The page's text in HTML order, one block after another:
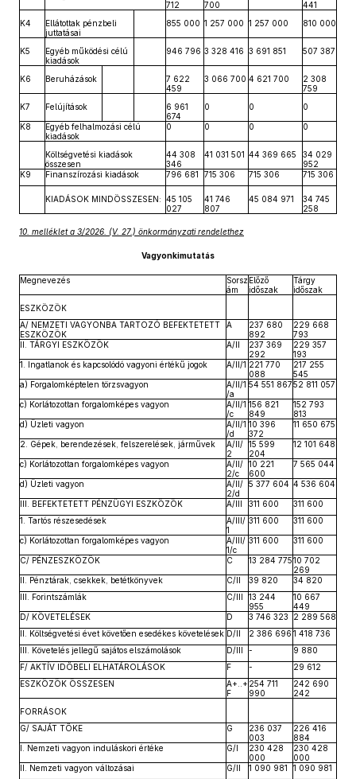
712
700
441
K4
Ellátottak pénzbeli
juttatásai
855 000 1 257 000 1 257 000 810 000
K5
Egyéb működési célú
kiadások
946 796 3 328 416 3 691 851 507 387
K6 Beruházások
7 622
459
3 066 700 4 621 700
2 308
759
K7
Felújítások
6 961
674
0 0 0
K8
Egyéb felhalmozási célú
kiadások
0 0 0 0
Költségvetési kiadások
összesen
44 308
346
41 031 501 44 369 665
34 029
952
K9
Finanszírozási kiadások 796 681 715 306 715 306 715 306
KIADÁSOK MINDÖSSZESEN: 45 105
027
41 746
807
45 084 971
34 745
258
10. melléklet a 3/2026. (V. 27.) önkormányzati rendelethez
Vagyonkimutatás
Megnevezés
Sorsz
ám
Előző
időszak
Tárgy
időszak
ESZKÖZÖK
A/ NEMZETI VAGYONBA TARTOZÓ BEFEKTETETT
ESZKÖZÖK
A
237 680
892
229 668
793
II. TÁRGYI ESZKÖZÖK
A/II
237 369
292
229 357
193
1. Ingatlanok és kapcsolódó vagyoni értékű jogok
A/II/1 221 770
088
217 255
545
a) Forgalomképtelen törzsvagyon
A/II/1
/a
54 551 86752 811 057
c) Korlátozottan forgalomképes vagyon
A/II/1
/c
156 821
849
152 793
813
d) Üzleti vagyon
A/II/1
/d
10 396
372
11 650 675
2. Gépek, berendezések, felszerelések, járművek
A/II/
2
15 599
204
12 101 648
c) Korlátozottan forgalomképes vagyon
A/II/
2/c
10 221
600
7 565 044
d) Üzleti vagyon
A/II/
2/d
5 377 604 4 536 604
III. BEFEKTETETT PÉNZÜGYI ESZKÖZÖK A/III 311 600
311 600
1. Tartós részesedések
A/III/
1
311 600 311 600
c) Korlátozottan forgalomképes vagyon
A/III/
1/c
311 600 311 600
C/ PÉNZESZKÖZÖK C 13 284 77510 702
269
II. Pénztárak, csekkek, betétkönyvek
C/II 39 820
34 820
III. Forintszámlák
C/III
13 244
955
10 667
449
D/ KÖVETELÉSEK
D 3 746 323
2 289 568
II. Költségvetési évet követően esedékes követelések D/II 2 386 696 1 418 736
III. Követelés jellegű sajátos elszámolások
D/III -
9 880
F/ AKTÍV IDŐBELI ELHATÁROLÁSOK
F -
29 612
ESZKÖZÖK ÖSSZESEN
A+..+
F
254 711
990
242 690
242
FORRÁSOK
G/ SAJÁT TŐKE
G
236 037
003
226 416
884
I. Nemzeti vagyon induláskori értéke
G/I
230 428
000
230 428
000
II. Nemzeti vagyon változásai
G/II 1 090 981
1 090 981